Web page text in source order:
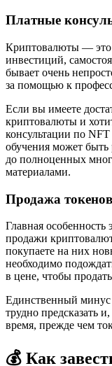
Платные
Криптовалюты — это
инвестиций,
бывает очень
за помощью к
Если вы имеете
криптовалюты и
консультации по
обучения может
до полноценных
материалами.
Продажа
Главная
продажи
покупаете на них
необходимо
в цене, чтобы
Единственный
трудно предсказать
время, прежде чем
💰 Как